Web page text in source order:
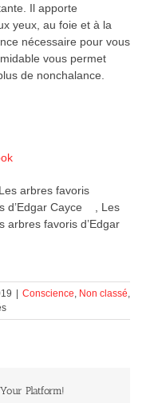
Il apporte
yeux, au foie et à la
nécessaire pour vous
vous permet
de nonchalance.
arbres favoris
d’Edgar Cayce , Les
favoris d’Edgar
Conscience, Non classé,
sur
Les
Platform!